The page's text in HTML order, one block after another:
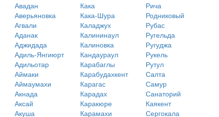
Авадан
Аверьяновка
Агвали
Аданак
Аджидада
Адиль-Янгиюрт
Адильотар
Аймаки
Аймаумахи
Акнада
Аксай
Акуша
Кака
Кака-Шура
Каладжух
Калининаул
Калиновка
Кандаураул
Карабаглы
Карабудахкент
Карагас
Карадах
Каракюре
Карамахи
Рича
Родниковый
Рубас
Ругельда
Ругуджа
Рукель
Рутул
Салта
Самур
Санаторий
Каякент
Сергокала